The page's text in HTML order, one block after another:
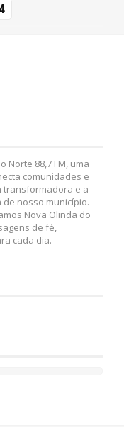
4
Norte 88,7 FM, uma
comunidades e
transformadora e a
nosso município.
Nova Olinda do
de fé,
cada dia.